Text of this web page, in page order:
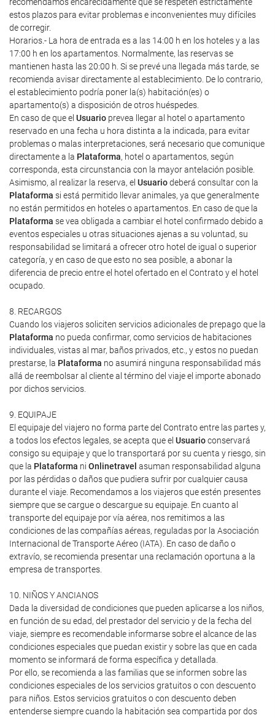
estos plazos para evitar problemas e inconvenientes muy difíciles
de corregir.
Horarios.- La hora de entrada es a las 14:00 h en los hoteles y a las
17:00 h en los apartamentos. Normalmente, las reservas se
mantienen hasta las 20:00 h. Si se prevé una llegada más tarde, se
recomienda avisar directamente al establecimiento. De lo contrario,
el establecimiento podría poner la(s) habitación(es) o
apartamento(s) a disposición de otros huéspedes.
En caso de que el Usuario prevea llegar al hotel o apartamento
reservado en una fecha u hora distinta a la indicada, para evitar
problemas o malas interpretaciones, será necesario que comunique
directamente a la Plataforma, hotel o apartamentos, según
corresponda, esta circunstancia con la mayor antelación posible.
Asimismo, al realizar la reserva, el Usuariodeberá consultar con la
Plataforma si está permitido llevar animales, ya que generalmente
no están permitidos en hoteles o apartamentos. En caso de que la
Plataforma se vea obligada a cambiar el hotel confirmado debido a
eventos especiales u otras situaciones ajenas a su voluntad, su
responsabilidad se limitará a ofrecer otro hotel de igual o superior
categoría, y en caso de que esto no sea posible, a abonar la
diferencia de precio entre el hotel ofertado en el Contrato y el hotel
ocupado.
8. RECARGOS
Cuando los viajeros soliciten servicios adicionales de prepago que la
Plataforma no pueda confirmar, como servicios de habitaciones
individuales, vistas al mar, baños privados, etc., y estos no puedan
prestarse, la Plataforma no asumirá ninguna responsabilidad más
allá de reembolsar al cliente al término del viaje el importe abonado
por dichos servicios.
9. EQUIPAJE
El equipaje del viajero no forma parte del Contrato entre las partes y,
a todos los efectos legales, se acepta que el Usuarioconservará
consigo su equipaje y que lo transportará por su cuenta y riesgo, sin
que la Plataforma ni Onlinetravel asuman responsabilidad alguna
por las pérdidas o daños que pudiera sufrir por cualquier causa
durante el viaje. Recomendamos a los viajeros que estén presentes
siempre que se cargue o descargue su equipaje. En cuanto al
transporte del equipaje por vía aérea, nos remitimos a las
condiciones de las compañías aéreas, reguladas por la Asociación
Internacional de Transporte Aéreo (IATA). En caso de daño o
extravío, se recomienda presentar una reclamación oportuna a la
empresa de transportes.
10. NIÑOS Y ANCIANOS
Dada la diversidad de condiciones que pueden aplicarse a los niños,
en función de su edad, del prestador del servicio y de la fecha del
viaje, siempre es recomendable informarse sobre el alcance de las
condiciones especiales que puedan existir y sobre las que en cada
momento se informará de forma específica y detallada.
Por ello, se recomienda a las familias que se informen sobre las
condiciones especiales de los servicios gratuitos o con descuento
para niños. Estos servicios gratuitos o con descuento deben
entenderse siempre cuando la habitación sea compartida por dos